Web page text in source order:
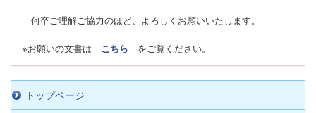
何卒ご理解ご協力のほど、よろしくお願いいたします。
※お願いの文書は こちら をご覧ください。
トップページ